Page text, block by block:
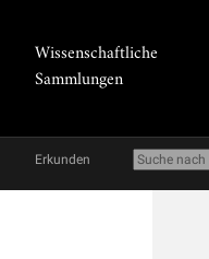
Wissenschaftliche
Sammlungen
Erkunden